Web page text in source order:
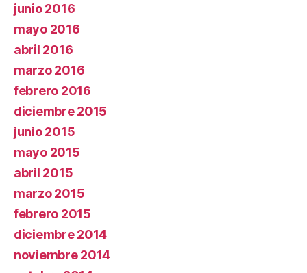
junio 2016
mayo 2016
abril 2016
marzo 2016
febrero 2016
diciembre 2015
junio 2015
mayo 2015
abril 2015
marzo 2015
febrero 2015
diciembre 2014
noviembre 2014